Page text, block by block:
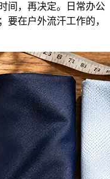
间，再决定。日常办公
要在户外流汗工作的，